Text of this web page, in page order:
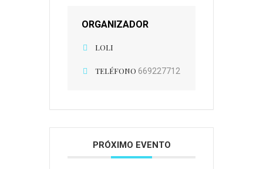
ORGANIZADOR
LOLI
TELÉFONO 669227712
PRÓXIMO EVENTO